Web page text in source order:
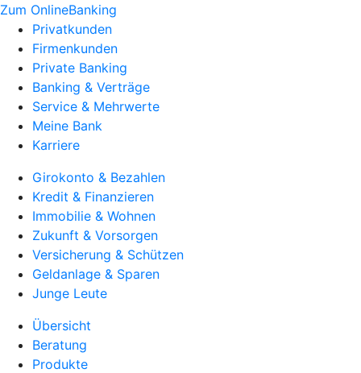
Zum OnlineBanking
Privatkunden
Firmenkunden
Private Banking
Banking & Verträge
Service & Mehrwerte
Meine Bank
Karriere
Girokonto & Bezahlen
Kredit & Finanzieren
Immobilie & Wohnen
Zukunft & Vorsorgen
Versicherung & Schützen
Geldanlage & Sparen
Junge Leute
Übersicht
Beratung
Produkte